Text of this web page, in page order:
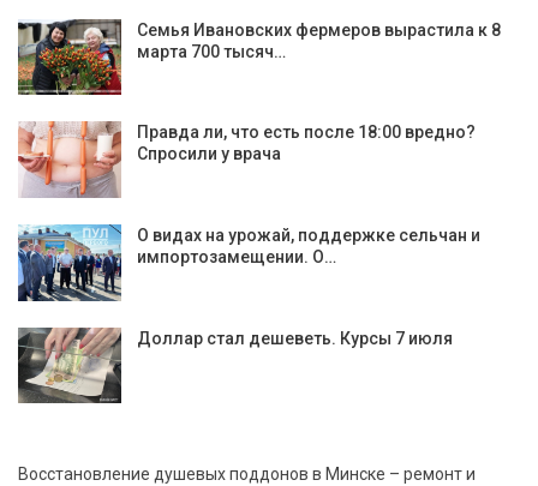
Семья Ивановских фермеров вырастила к 8
марта 700 тысяч…
Правда ли, что есть после 18:00 вредно?
Спросили у врача
О видах на урожай, поддержке сельчан и
импортозамещении. О…
Доллар стал дешеветь. Курсы 7 июля
Восстановление душевых поддонов в Минске – ремонт и